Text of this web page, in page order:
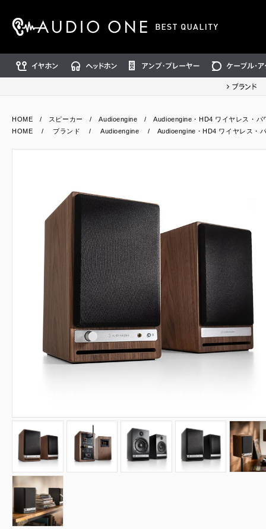
ケーブル・アクセ
HOME / スピーカー /Audioengine / Audioengine・HD4 ワイヤレス・パ
HOME
/ ブランド / Audioengine / Audioengine・HD4 ワイヤレス・パ